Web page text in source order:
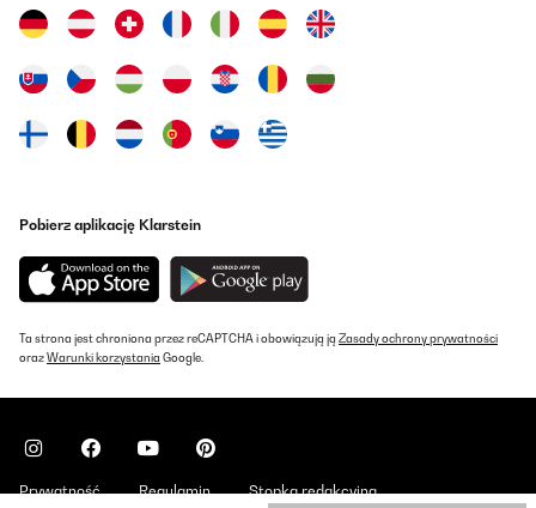
Pobierz aplikację Klarstein
Ta strona jest chroniona przez reCAPTCHA i obowiązują ją Zasady ochrony prywatności
orazWarunki korzystania Google.
Prywatność Regulamin Stopka redakcyjna